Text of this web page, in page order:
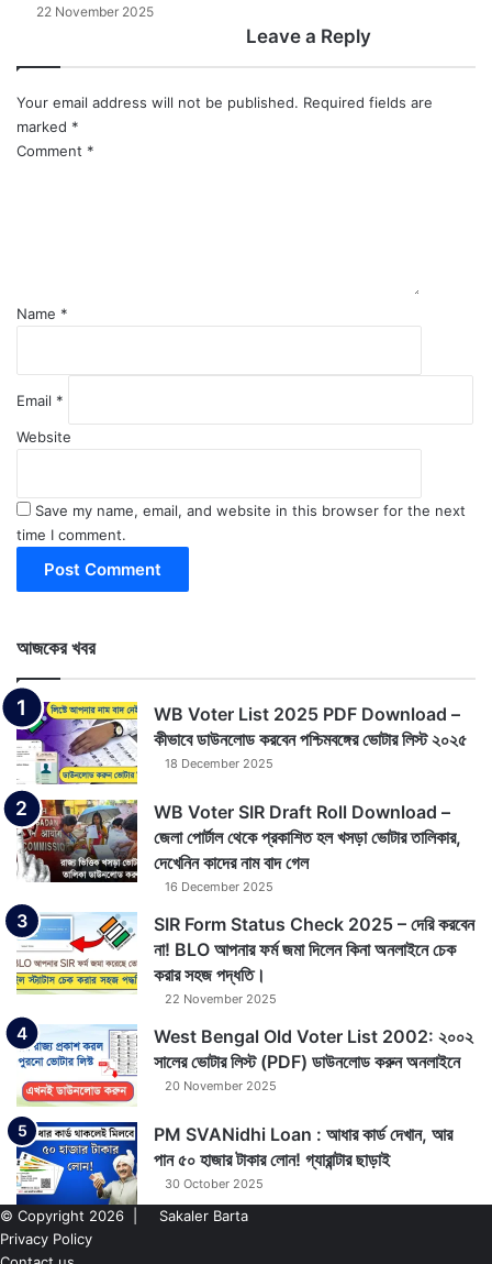
22 November 2025
Leave a Reply
Your email address will not be published. Required fields are
marked *
Comment *
Name *
Email *
Website
Save my name, email, and website in this browser for the next
time I comment.
আজকের খবর
WB Voter List 2025 PDF Download –
কীভাবে ডাউনলোড করবেন পশ্চিমবঙ্গের ভোটার লিস্ট ২০২৫
18 December 2025
WB Voter SIR Draft Roll Download –
জেলা পোর্টাল থেকে প্রকাশিত হল খসড়া ভোটার তালিকার,
দেখেনিন কাদের নাম বাদ গেল
16 December 2025
SIR Form Status Check 2025 – দেরি করবেন
না! BLO আপনার ফর্ম জমা দিলেন কিনা অনলাইনে চেক
করার সহজ পদ্ধতি।
22 November 2025
West Bengal Old Voter List 2002: ২০০২
সালের ভোটার লিস্ট (PDF) ডাউনলোড করুন অনলাইনে
20 November 2025
PM SVANidhi Loan : আধার কার্ড দেখান, আর
পান ৫০ হাজার টাকার লোন! গ্যারান্টার ছাড়াই
30 October 2025
© Copyright 2026 |
Sakaler Barta
Privacy Policy